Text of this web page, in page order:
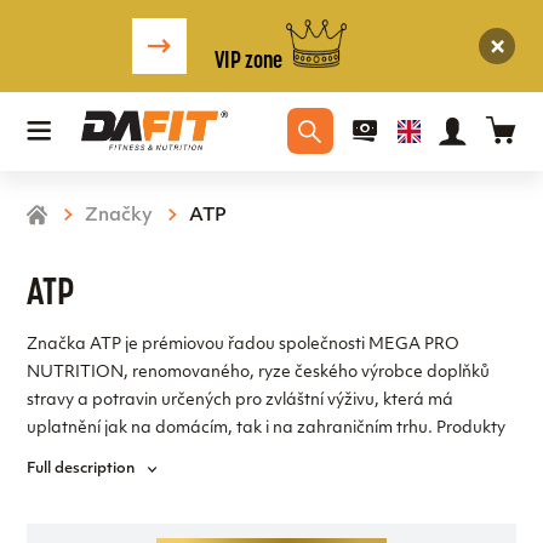
VIP zone
Značky ATP
ATP
Značka ATP je prémiovou řadou společnosti MEGA PRO
NUTRITION, renomovaného, ryze českého výrobce doplňků
stravy a potravin určených pro zvláštní výživu, která má
uplatnění jak na domácím, tak i na zahraničním trhu. Produkty
Full description